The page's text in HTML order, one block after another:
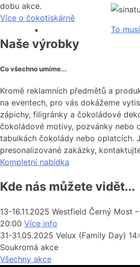
To
dobu akce.
Více o čokotiskárně
Naše výrobky
Co všechno umíme...
Kromě reklamních předmětů a
na eventech, pro vás dokážeme
zápichy, filigránky a čokoládové
čokoládové motivy, pozvánky nebo
tabulkách čokolády nebo oplatcích.
presonalizované zakázky,
Kompletní nabídka
Kde nás můžete vidět...
13-16.11.2025 Westfield Černý Most
20:00 Více info
31-31.05.2025 Velux (Family Day)
Soukromá akce
Všechny akce